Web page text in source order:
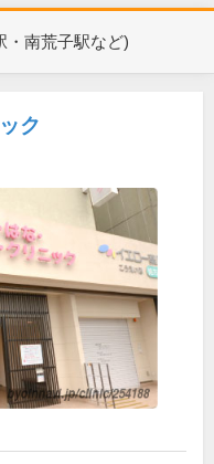
・南荒子駅など)
ク